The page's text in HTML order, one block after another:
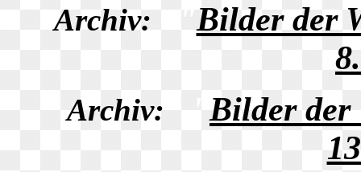
Archiv: "Bilder der
Archiv: "Bilder der